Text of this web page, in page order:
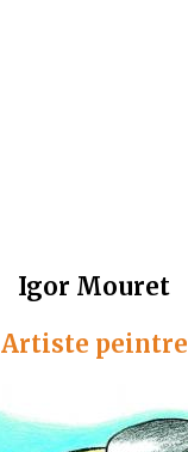
Igor Mouret
Artiste peintre